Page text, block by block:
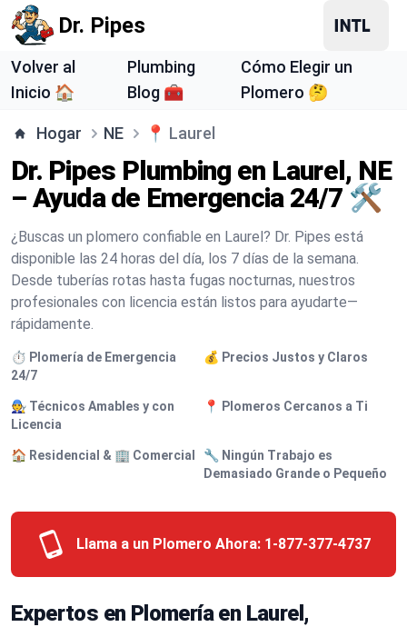
Dr. Pipes
Volver al
Inicio 🏠
Plumbing
Blog 🧰
Cómo Elegir un
Plomero 🤔
Hogar NE 📍 Laurel
Dr. Pipes Plumbing en Laurel, NE
– Ayuda de Emergencia 24/7 🛠️
¿Buscas un plomero confiable en Laurel? Dr. Pipes está
disponible las 24 horas del día, los 7 días de la semana.
Desde tuberías rotas hasta fugas nocturnas, nuestros
profesionales con licencia están listos para ayudarte—
rápidamente.
⏱️ Plomería de Emergencia
24/7
💰 Precios Justos y Claros
🧑‍🔧 Técnicos Amables y con
Licencia
📍 Plomeros Cercanos a Ti
🏠 Residencial & 🏢 Comercial
🔧 Ningún Trabajo es
Demasiado Grande o Pequeño
Llama a un Plomero Ahora: 1-877-377-4737
Expertos en Plomería en Laurel,